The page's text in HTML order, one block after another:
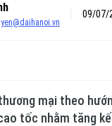
09/07/
mại theo
tốc nhằm tăng